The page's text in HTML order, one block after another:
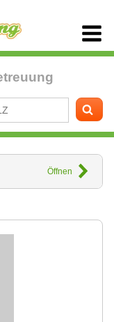
Öffnen